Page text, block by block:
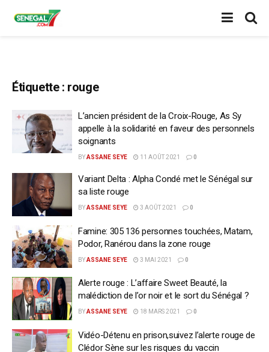
Étiquette : rouge
L’ancien président de la Croix-Rouge, As Sy
appelle à la solidarité en faveur des personnels
soignants
BYASSANE SEYE 11 AOÛT 2021 0
Variant Delta : Alpha Condé met le Sénégal sur
sa liste rouge
BYASSANE SEYE 3 AOÛT 2021 0
Famine: 305 136 personnes touchées, Matam,
Podor, Ranérou dans la zone rouge
BYASSANE SEYE 3 MAI 2021 0
Alerte rouge : L’affaire Sweet Beauté, la
malédiction de l’or noir et le sort du Sénégal ?
BYASSANE SEYE 18 MARS 2021 0
Vidéo-Détenu en prison,suivez l’alerte rouge de
Clédor Sène sur les risques du vaccin